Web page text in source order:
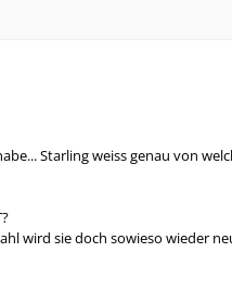
Starling weiss genau von
wird sie doch sowieso wieder